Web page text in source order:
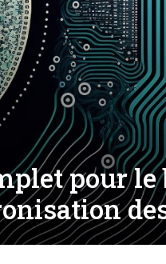
pour